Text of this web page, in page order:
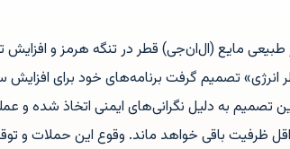
طبیعی مایع (ال‌ان‌جی) قطر در تنگه هرمز و
انرژی» تصمیم گرفت برنامه‌های خود برای افزایش
به دلیل نگرانی‌های ایمنی اتخاذ شده و
باقی خواهد ماند. وقوع این حملات و